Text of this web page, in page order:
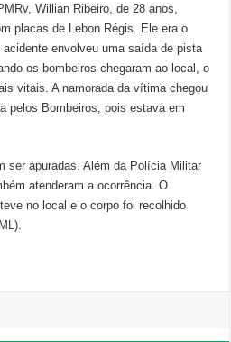
Willian Ribeiro, de 28 anos,
placas de Lebon Régis. Ele era o
envolveu uma saída de pista
os bombeiros chegaram ao local, o
vitais. A namorada da vítima chegou
pelos Bombeiros, pois estava em
ser apuradas. Além da Polícia Militar
atenderam a ocorrência. O
no local e o corpo foi recolhido